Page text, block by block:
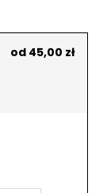
od 45,00 zł